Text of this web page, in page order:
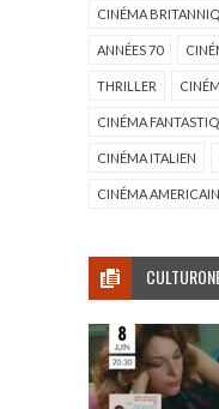
CINÉMA
ANNÉES 70
THRILLER
CINÉMA
CINÉMA ITALIEN
CINÉMA AMERICAIN